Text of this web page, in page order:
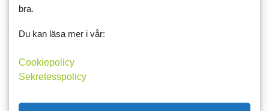
Nu är första dagen med den nya matdagboken snart tillända och
mesta fungerar väldigt bra sånär som på några små buggar som
Matdagboken
Läs mer Kommentera
bra.
Du kan läsa mer i vår:
Cookiepolicy
Sekretesspolicy